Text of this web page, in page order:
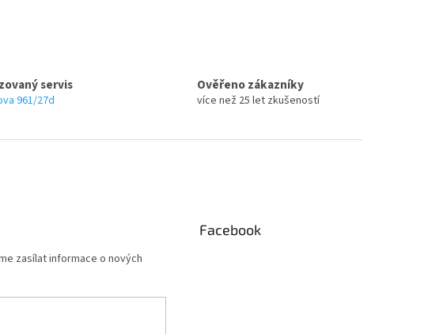
servis
961/27d
Ověřeno zákazníky
více než 25 let zkušeností
zasílat informace o nových
Facebook